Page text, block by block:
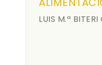
LUIS M.ª